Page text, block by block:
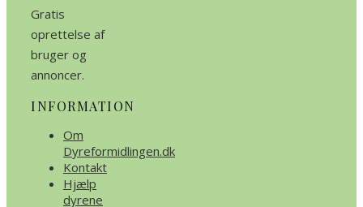
Gratis
oprettelse af
bruger og
annoncer.
INFORMATION
Om
Dyreformidlingen.dk
Kontakt
Hjælp
dyrene